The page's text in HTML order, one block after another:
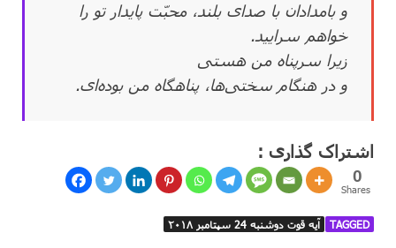
و بامدادان با صدای بلند، محبّت پایدار تو را
خواهم سرایید.
زیرا سرپناه من هستی
و در هنگام سختی‌ها، پناهگاه من بوده‌ای.
اشتراک گذاری :
0
Shares
TAGGED آیه قوت دوشنبه 24 سپتامبر ۲۰۱۸